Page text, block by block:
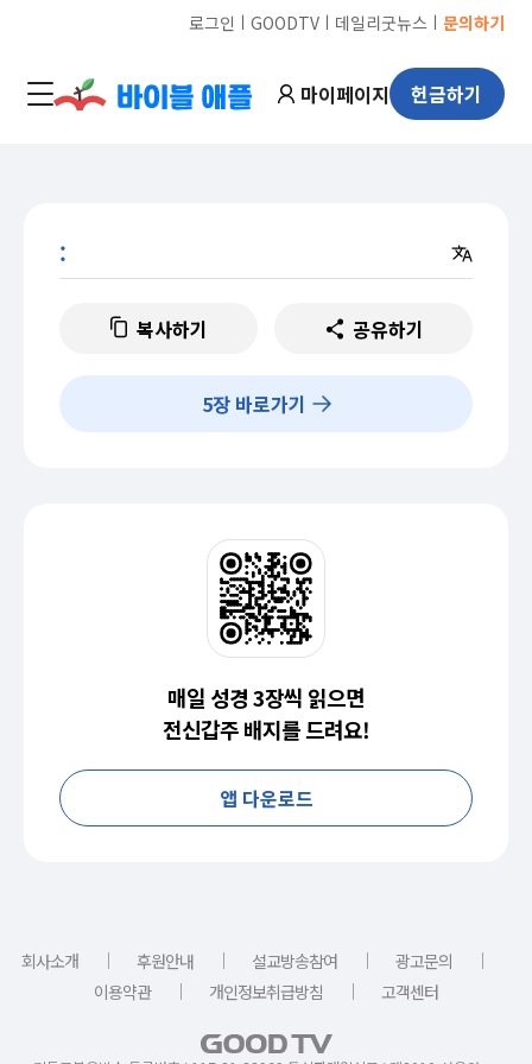
로그인 ㅣ GOODTVㅣ 데일리굿뉴스 ㅣ 문의하기
마이페이지 헌금하기
:
복사하기 공유하기
5장 바로가기
매일 성경 3장씩 읽으면
전신갑주 배지를 드려요!
앱 다운로드
회사소개 ｜ 후원안내 ｜ 설교방송참여 ｜ 광고문의
｜
이용약관
｜ 개인정보취급방침 ｜ 고객센터